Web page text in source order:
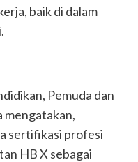
baik di dalam
Pemuda dan
mengatakan,
sertifikasi profesi
HB X sebagai